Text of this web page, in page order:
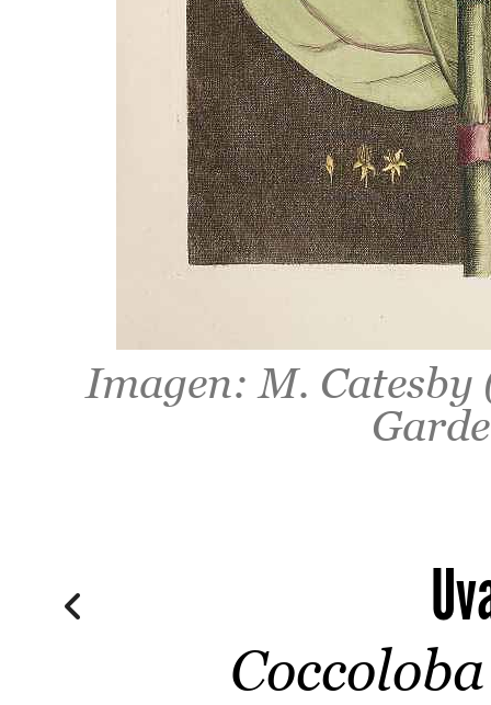
Imagen: M. Catesby